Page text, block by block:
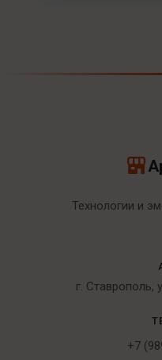
Технологии и
г. Ставрополь,
+7